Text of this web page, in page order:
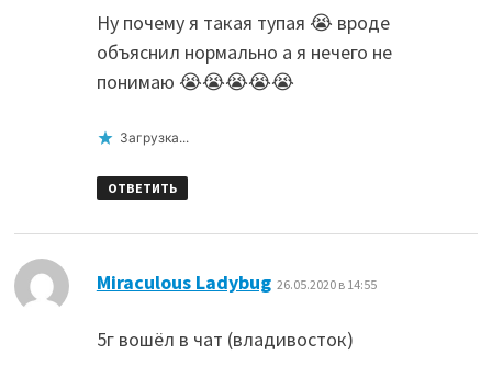
Ну почему я такая тупая 😭 вроде
объяснил нормально а я нечего не
понимаю 😭😭😭😭😭
Загрузка...
ОТВЕТИТЬ
Miraculous Ladybug: 26.05.2020 в 14:55
5г вошёл в чат (владивосток)